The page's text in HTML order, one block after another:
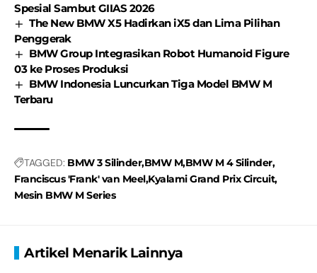
Spesial Sambut GIIAS 2026
The New BMW X5 Hadirkan iX5 dan Lima Pilihan
Penggerak
BMW Group Integrasikan Robot Humanoid Figure
03 ke Proses Produksi
BMW Indonesia Luncurkan Tiga Model BMW M
Terbaru
TAGGED: BMW 3 SilinderBMW MBMW M 4 Silinder
Franciscus 'Frank' van MeelKyalami Grand Prix Circuit
Mesin BMW M Series
Artikel Menarik Lainnya